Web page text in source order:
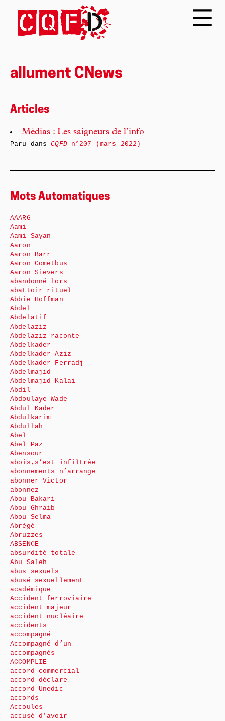
allument CNews
Articles
Médias : Les saigneurs de l’info
Paru dansCQFDn°207 (mars 2022)
Mots Automatiques
AAARG
Aami
Aami Sayan
Aaron
Aaron Barr
Aaron Cometbus
Aaron Sievers
abandonné lors
abattoir rituel
Abbie Hoffman
Abdel
Abdelatif
Abdelaziz
Abdelaziz raconte
Abdelkader
Abdelkader Aziz
Abdelkader Ferradj
Abdelmajid
Abdelmajid Kalai
Abdil
Abdoulaye Wade
Abdul Kader
Abdulkarim
Abdullah
Abel
Abel Paz
Abensour
abois,s’est infiltrée
abonnements n’arrange
abonner Victor
abonnez
Abou Bakari
Abou Ghraib
Abou Selma
Abrégé
Abruzzes
ABSENCE
absurdité totale
Abu Saleh
abus sexuels
abusé sexuellement
académique
Accident ferroviaire
accident majeur
accident nucléaire
accidents
accompagné
Accompagné d’un
accompagnés
ACCOMPLIE
accord commercial
accord déclare
accord Unedic
accords
Accoules
accusé d’avoir